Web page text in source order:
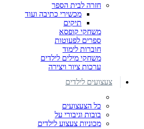
חזרה לבית הספר
מכשירי כתיבה ועוד
תיקים
משחקי קופסא
ספרים לפעוטות
חוברות לימוד
משחקי מילים לילדים
ערכות ציור ויצירה
צעצועים לילדים
כל הצעצועים
בובות וגיבורי על
מכוניות צעצוע לילדים